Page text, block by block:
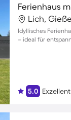
Ferienhaus
Lich,
Idyllisches
– ideal für
5.0 Exzellent